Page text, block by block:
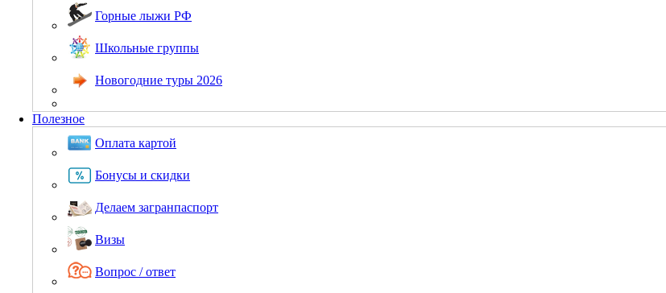
Горные лыжи РФ
Школьные группы
Новогодние туры 2026
Полезное
Оплата картой
Бонусы и скидки
Делаем загранпаспорт
Визы
Вопрос / ответ